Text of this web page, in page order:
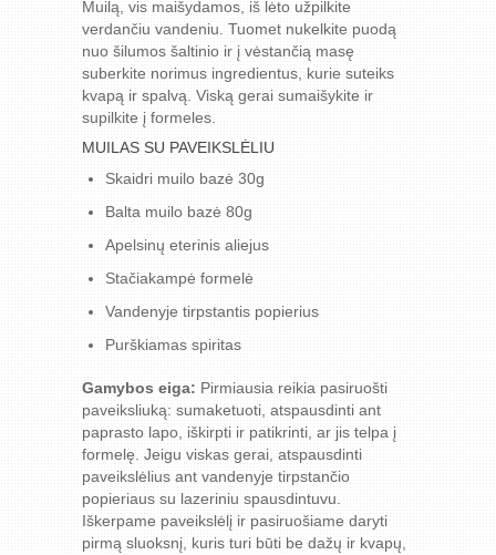
Muilą, vis maišydamos, iš lėto užpilkite
verdančiu vandeniu. Tuomet nukelkite puodą
nuo šilumos šaltinio ir į vėstančią masę
suberkite norimus ingredientus, kurie suteiks
kvapą ir spalvą. Viską gerai sumaišykite ir
supilkite į formeles.
MUILAS SU PAVEIKSLĖLIU
Skaidri muilo bazė 30g
Balta muilo bazė 80g
Apelsinų eterinis aliejus
Stačiakampė formelė
Vandenyje tirpstantis popierius
Purškiamas spiritas
Gamybos eiga: Pirmiausia reikia pasiruošti
paveiksliuką: sumaketuoti, atspausdinti ant
paprasto lapo, iškirpti ir patikrinti, ar jis telpa į
formelę. Jeigu viskas gerai, atspausdinti
paveikslėlius ant vandenyje tirpstančio
popieriaus su lazeriniu spausdintuvu.
Iškerpame paveikslėlį ir pasiruošiame daryti
pirmą sluoksnį, kuris turi būti be dažų ir kvapų,